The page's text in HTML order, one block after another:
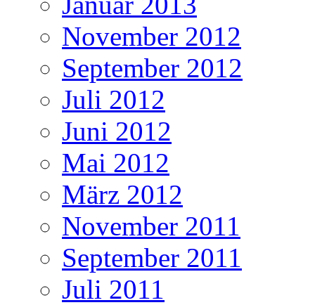
November 2012
September 2012
Juli 2012
Juni 2012
Mai 2012
März 2012
November 2011
September 2011
Juli 2011